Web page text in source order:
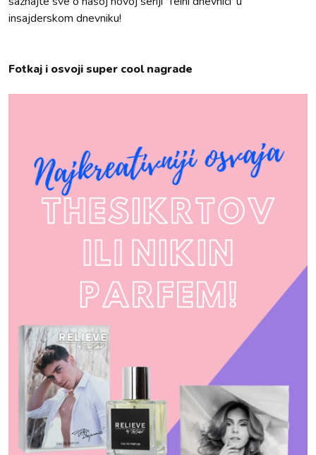
insajderskom dnevniku!
Fotkaj i osvoji super cool nagrade